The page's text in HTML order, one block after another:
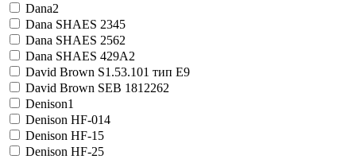
Dana2
Dana SHAES 2345
Dana SHAES 2562
Dana SHAES 429A2
David Brown S1.53.101 тип E9
David Brown SEB 1812262
Denison1
Denison HF-014
Denison HF-1 5
Denison HF-25